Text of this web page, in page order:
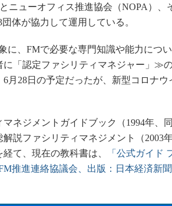
ニューオフィス推進協会（NOPA）、
体が協力して運用している。
に、FMで必要な専門知識や能力につ
に「認定ファシリティマネジャー」≫
6月28日の予定だったが、新型コロナ
ネジメントガイドブック（1994年、
説ファシリティマネジメント（2003年
て、現在の教科書は、
「公式ガイド
推進連絡協議会、出版：日本経済新